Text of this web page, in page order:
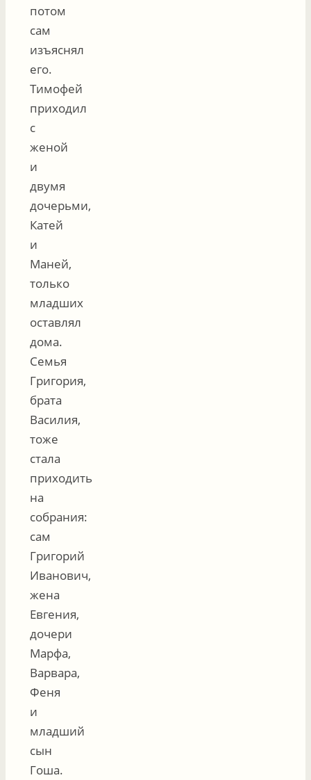
потом
сам
изъяснял
его.
Тимофей
приходил
с
женой
и
двумя
дочерьми,
Катей
и
Маней,
только
младших
оставлял
дома.
Семья
Григория,
брата
Василия,
тоже
стала
приходить
на
собрания:
сам
Григорий
Иванович,
жена
Евгения,
дочери
Марфа,
Варвара,
Феня
и
младший
сын
Гоша.